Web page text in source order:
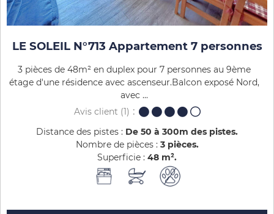
LE SOLEIL N°713 Appartement 7 personnes
3 pièces de 48m² en duplex pour 7 personnes au 9ème
étage d'une résidence avec ascenseur.Balcon exposé Nord,
avec ...
Avis client (1)
Distance des pistes : De 50 à 300m des pistes
Nombre de pièces : 3 pièces
Superficie : 48 m²